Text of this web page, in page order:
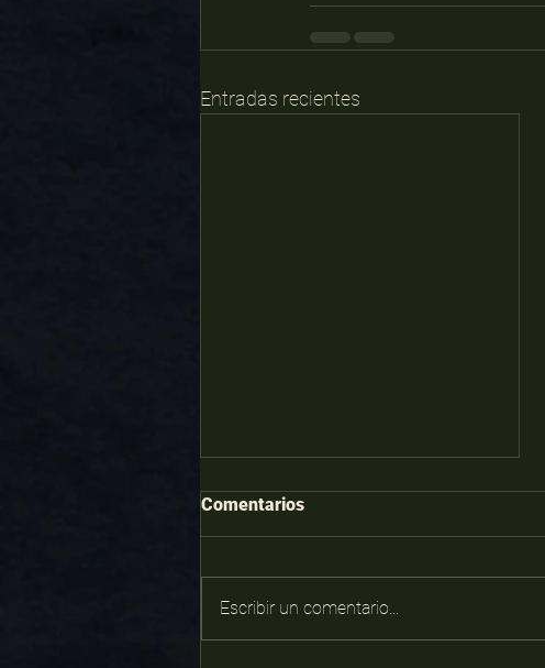
Entradas recientes
Comentarios
Escribir un comentario...